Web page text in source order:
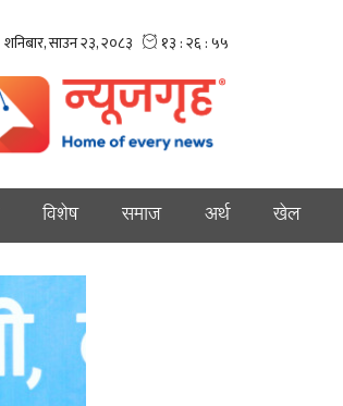
विशेष समाज अर्थ खेल